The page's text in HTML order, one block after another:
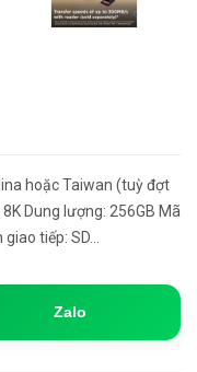
hoặc Taiwan (tuỳ đợt
Dung lượng: 256GB Mã
tiếp: SD...
Zalo